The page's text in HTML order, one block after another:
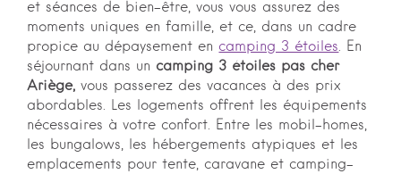
et séances de bien-être, vous vous assurez des
moments uniques en famille, et ce, dans un cadre
propice au dépaysement en camping 3 étoiles. En
séjournant dans un camping 3 étoiles pas cher
Ariège,vous passerez des vacances à des prix
abordables. Les logements offrent les équipements
nécessaires à votre confort. Entre les mobil-homes,
les bungalows, les hébergements atypiques et les
emplacements pour tente, caravane et camping-